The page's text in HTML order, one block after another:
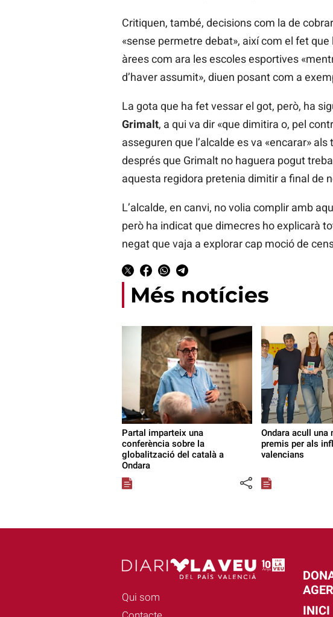
Critiquen, també, decisions com la de
«sense permetre debat», així com el fet
àrees com ara les escoles esportives
d’haver assumit», diuen posant com a
La gota que ha fet vessar el got, però, ha
Grimalt, a qui va dir «que dimitira o, pel
asseguren que l’alcalde es va «encarar»
després que Grimalt no haguera pogut
aquesta regidora pretenia dimitir a final de
L’alcalde, en canvi, no volia complir amb
però ha indicat que dimecres ho explicarà
negat que vaja a explorar cap moció de
Més notícies
Partal imparteix una
conferència sobre la
globalització del català a
Ondara
Ondara acull una
premis per als
valencians
Qui som
INICI